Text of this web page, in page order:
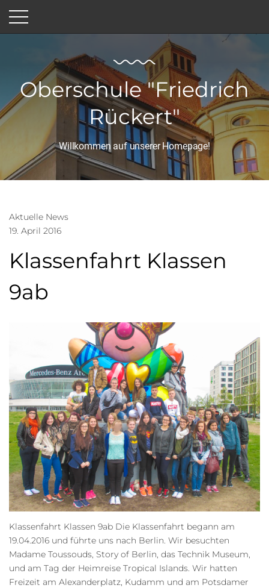
Oberschule "Friedrich
Rückert"
Willkommen auf unserer Homepage!
Aktuelle News
19. April 2016
Klassenfahrt Klassen
9ab
Klassenfahrt Klassen 9ab Die Klassenfahrt begann am
19.04.2016 und führte uns nach Berlin. Wir besuchten
Madame Toussouds, Story of Berlin, das Technik Museum,
und am Tag der Heimreise Tropical Islands. Wir hatten
Freizeit am Alexanderplatz, Kudamm und am Potsdamer